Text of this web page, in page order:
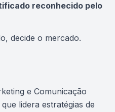
reconhecido pelo
decide o mercado.
e Comunicação
lidera estratégias de